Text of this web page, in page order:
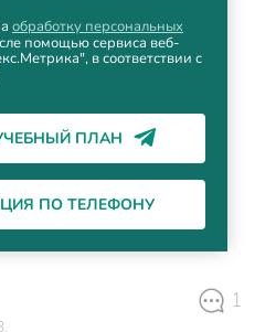
1
обработку персональных
помощью сервиса веб-
в соответствии с
ПЛАН
ПО ТЕЛЕФОНУ